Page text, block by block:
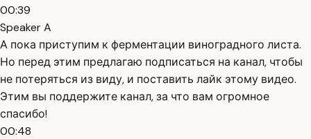
00:39
Speaker A
А пока приступим к ферментации виноградного листа.
Но перед этим предлагаю подписаться на канал, чтобы
не потеряться из виду, и поставить лайк этому видео.
Этим вы поддержите канал, за что вам огромное
спасибо!
00:48